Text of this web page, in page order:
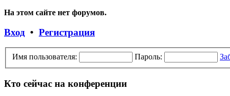
На этом сайте нет форумов.
Вход • Регистрация
Имя пользователя: Пароль:
Кто сейчас на конференции